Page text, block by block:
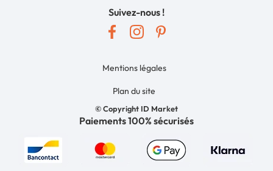
Suivez-nous !
© Copyright ID Market
Mentions légales
Plan du site
Paiements 100% sécurisés